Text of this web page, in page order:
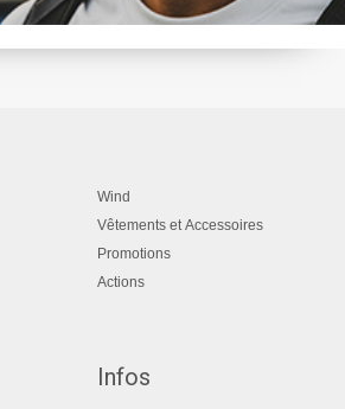
Wind
Vêtements et Accessoires
Promotions
Actions
Infos